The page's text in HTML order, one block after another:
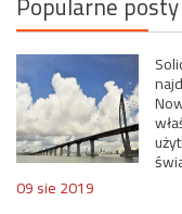
09 sie 2019